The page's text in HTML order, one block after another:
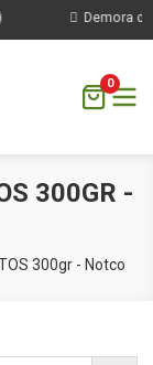
Demora de
0
300GR -
300gr - Notco